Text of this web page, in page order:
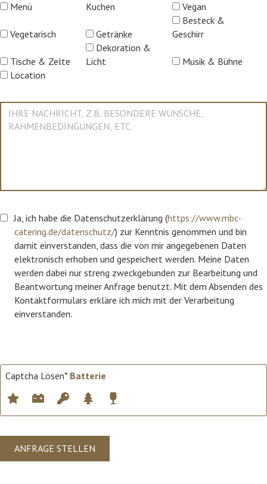
Menü
Kuchen
Vegan
Vegetarisch Getränke
Besteck &
Geschirr
Tische & Zelte
Dekoration &
Licht
Musik & Bühne
Location
Ja, ich habe die Datenschutzerklärung (https://www.mbc-
catering.de/datenschutz/) zur Kenntnis genommen und bin
damit einverstanden, dass die von mir angegebenen Daten
elektronisch erhoben und gespeichert werden. Meine Daten
werden dabei nur streng zweckgebunden zur Bearbeitung und
Beantwortung meiner Anfrage benutzt. Mit dem Absenden des
Kontaktformulars erkläre ich mich mit der Verarbeitung
einverstanden.
Captcha Lösen* Batterie